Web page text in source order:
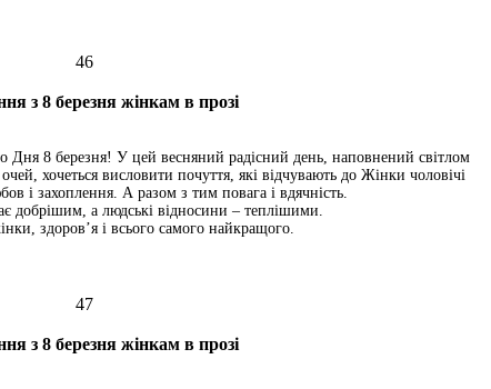
46
з 8 березня жінкам в прозі
Дня 8 березня! У цей весняний радісний день, наповнений світлом
хочеться висловити почуття, які відчувають до Жінки чоловічі
і захоплення. А разом з тим повага і вдячність.
добрішим, а людські відносини – теплішими.
здоров’я і всього самого найкращого.
47
з 8 березня жінкам в прозі